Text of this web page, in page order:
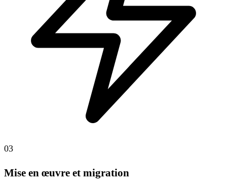
03
Mise en œuvre et migration